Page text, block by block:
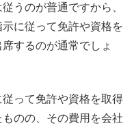
うのが普通ですから、
に従って免許や資格を
するのが通常でしょ
って免許や資格を取得
のの、その費用を会社